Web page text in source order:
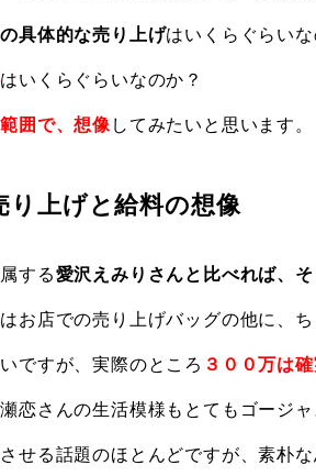
具体的な売り上げはいくらぐらい
はいくらぐらいなのか？
囲で、想像 してみたいと思います。
り上げと給料の想像
する愛沢えみりさんと比べれば、
お店での売り上げバッグの他に、
ですが、実際のところ ３００万は
恋さんの生活模様もとてもゴージ
せる話題のほとんどですが、素朴